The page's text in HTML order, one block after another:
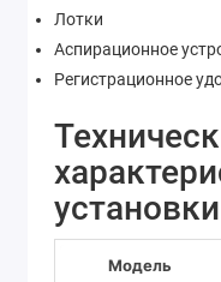
Лотки
Аспирационное
Регистрационное
Модель